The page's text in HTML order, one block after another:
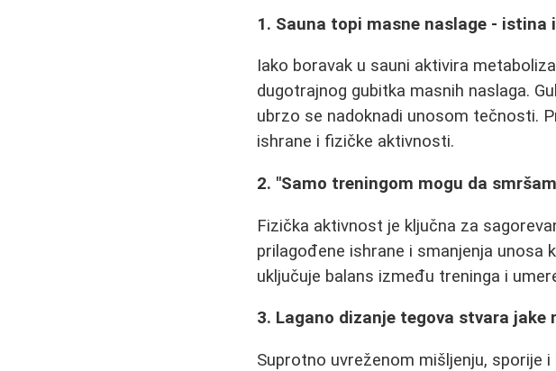
1. Sauna topi masne naslage - istina
Iako boravak u sauni aktivira
dugotrajnog gubitka masnih naslaga.
ubrzo se nadoknadi unosom tečnosti.
ishrane i fizičke aktivnosti.
2. "Samo treningom mogu da
Fizička aktivnost je ključna za
prilagođene ishrane i smanjenja unosa
uključuje balans između treninga i
3. Lagano dizanje tegova stvara
Suprotno uvreženom mišljenju, sporije